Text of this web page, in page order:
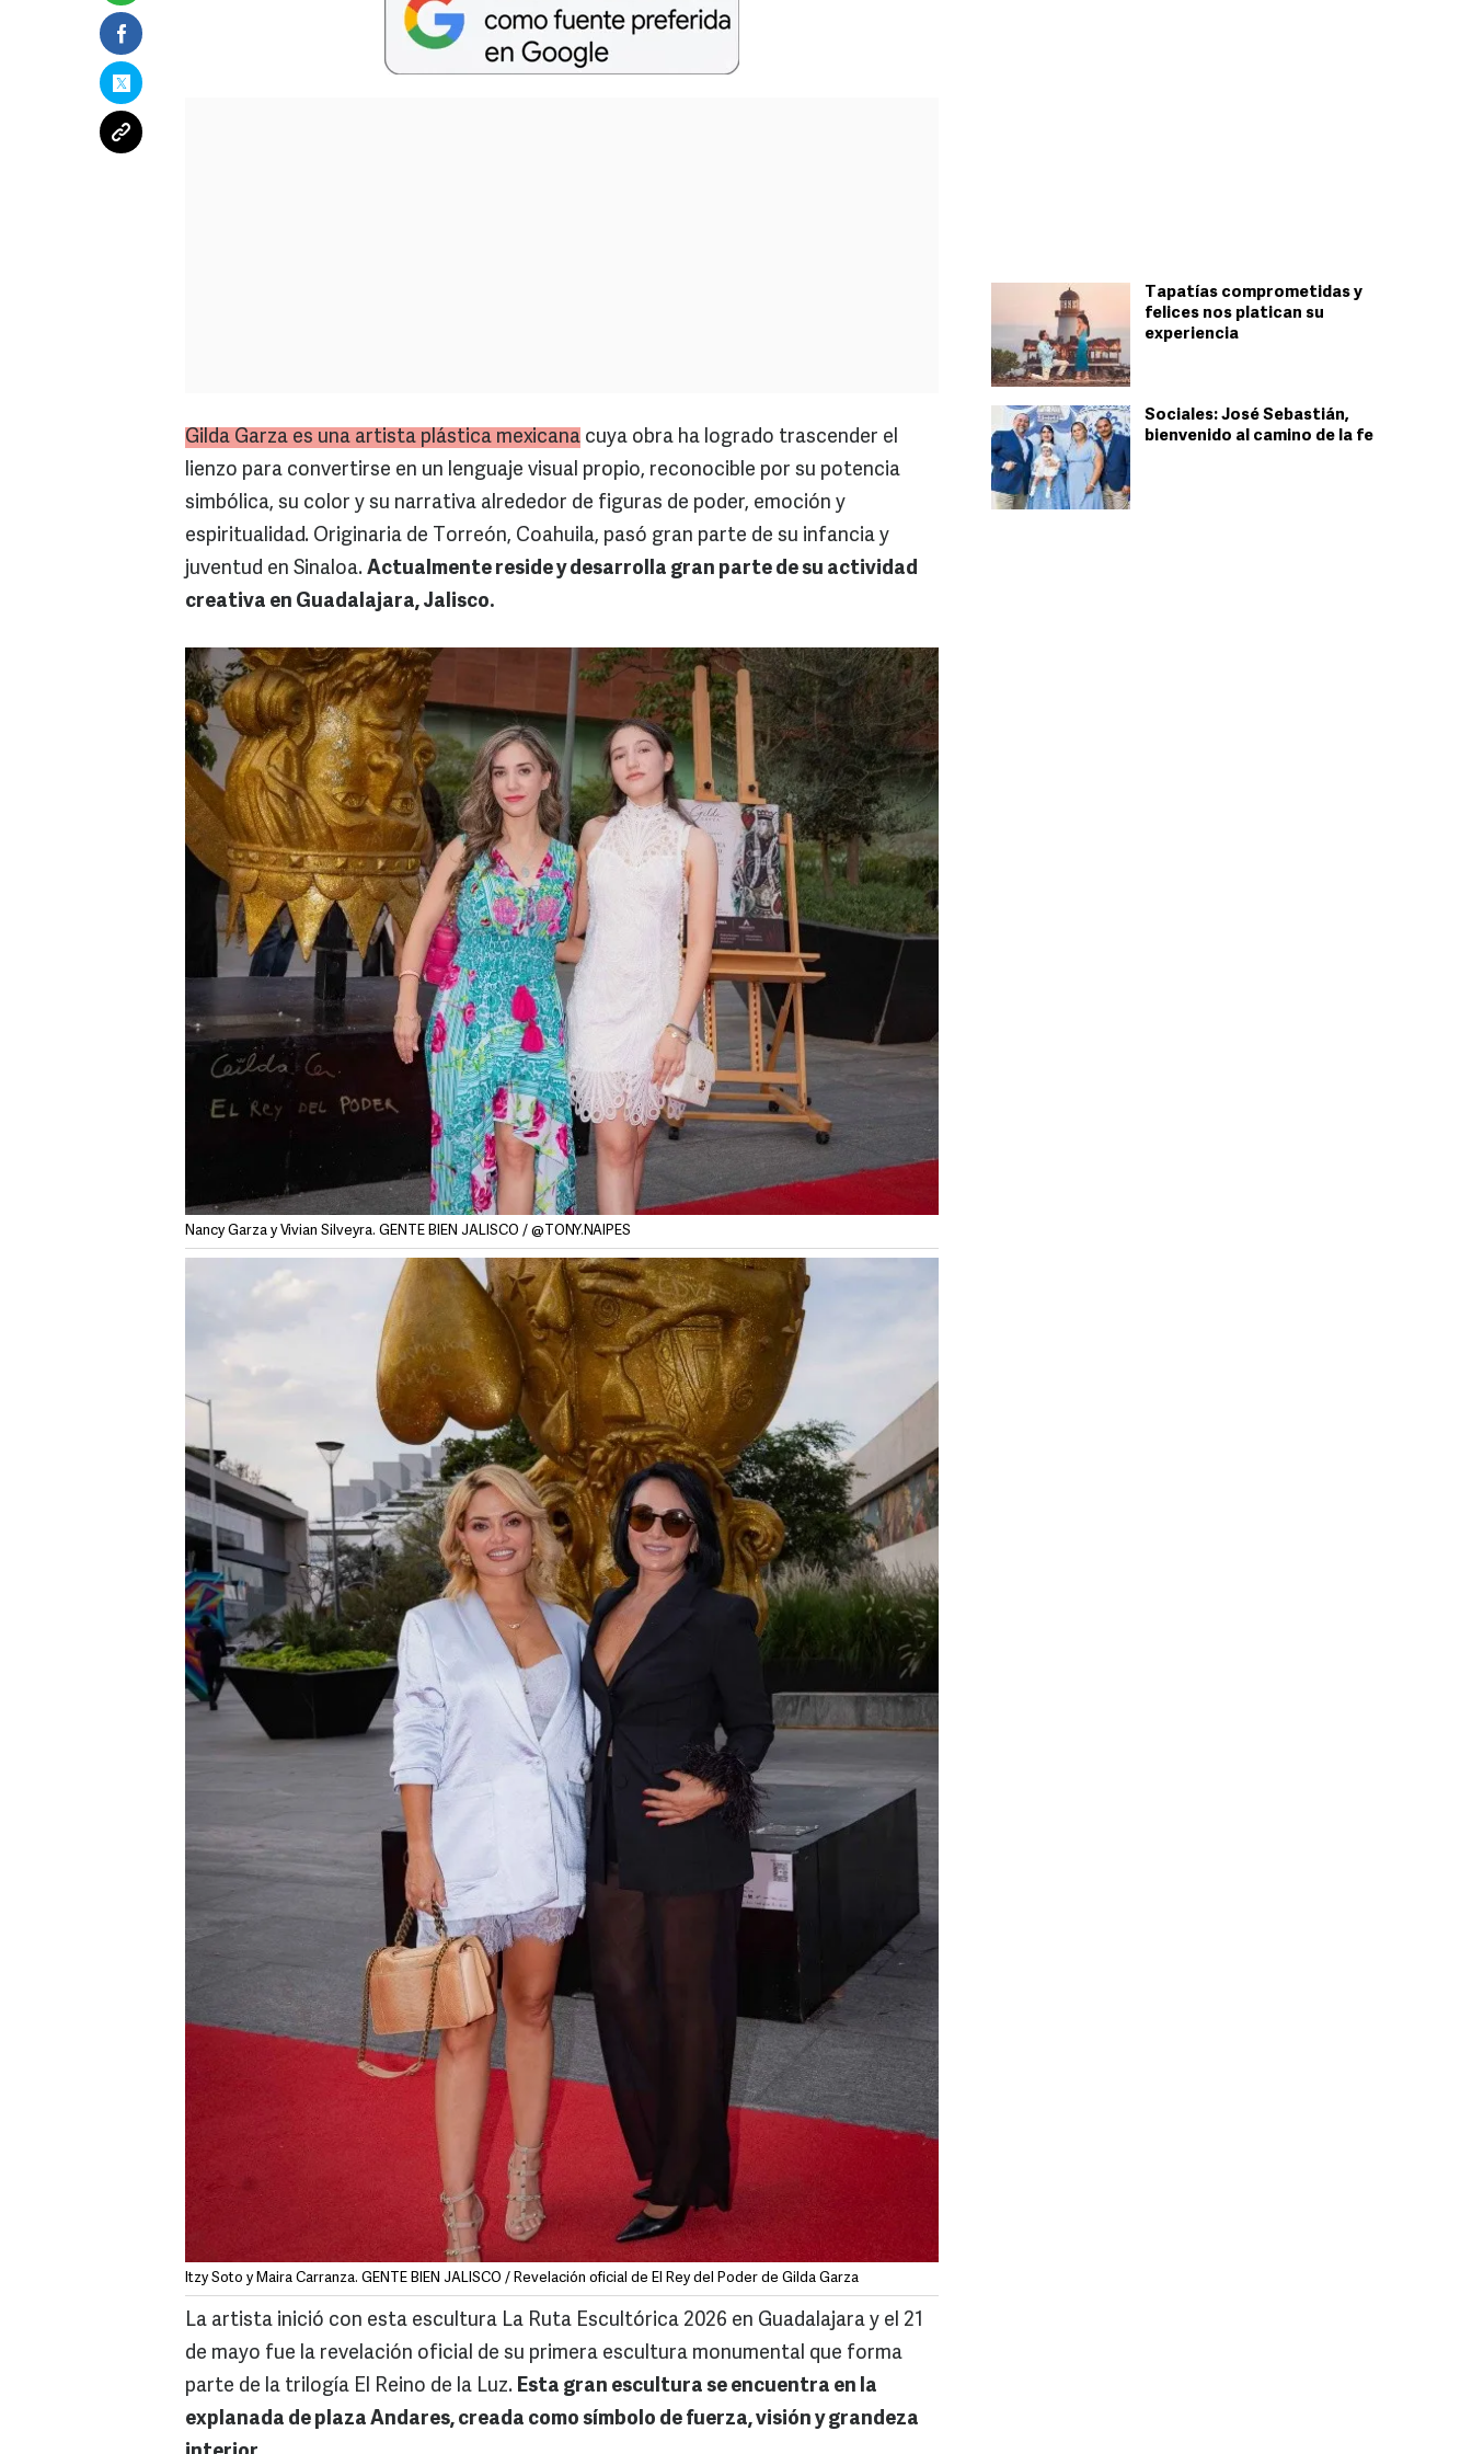
Tapatías comprometidas y
felices nos platican su
experiencia
Sociales: José Sebastián,
bienvenido al camino de la fe
Gilda Garza es una artista plástica mexicana cuya obra ha logrado trascender el
lienzo para convertirse en un lenguaje visual propio, reconocible por su potencia
simbólica, su color y su narrativa alrededor de figuras de poder, emoción y
espiritualidad. Originaria de Torreón, Coahuila, pasó gran parte de su infancia y
juventud en Sinaloa. Actualmente reside y desarrolla gran parte de su actividad
creativa en Guadalajara, Jalisco.
Nancy Garza y Vivian Silveyra. GENTE BIEN JALISCO / @TONY.NAIPES
Itzy Soto y Maira Carranza. GENTE BIEN JALISCO / Revelación oficial de El Rey del Poder de Gilda Garza
La artista inició con esta escultura La Ruta Escultórica 2026 en Guadalajara y el 21
de mayo fue la revelación oficial de su primera escultura monumental que forma
parte de la trilogía El Reino de la Luz. Esta gran escultura se encuentra en la
explanada de plaza Andares, creada como símbolo de fuerza, visión y grandeza